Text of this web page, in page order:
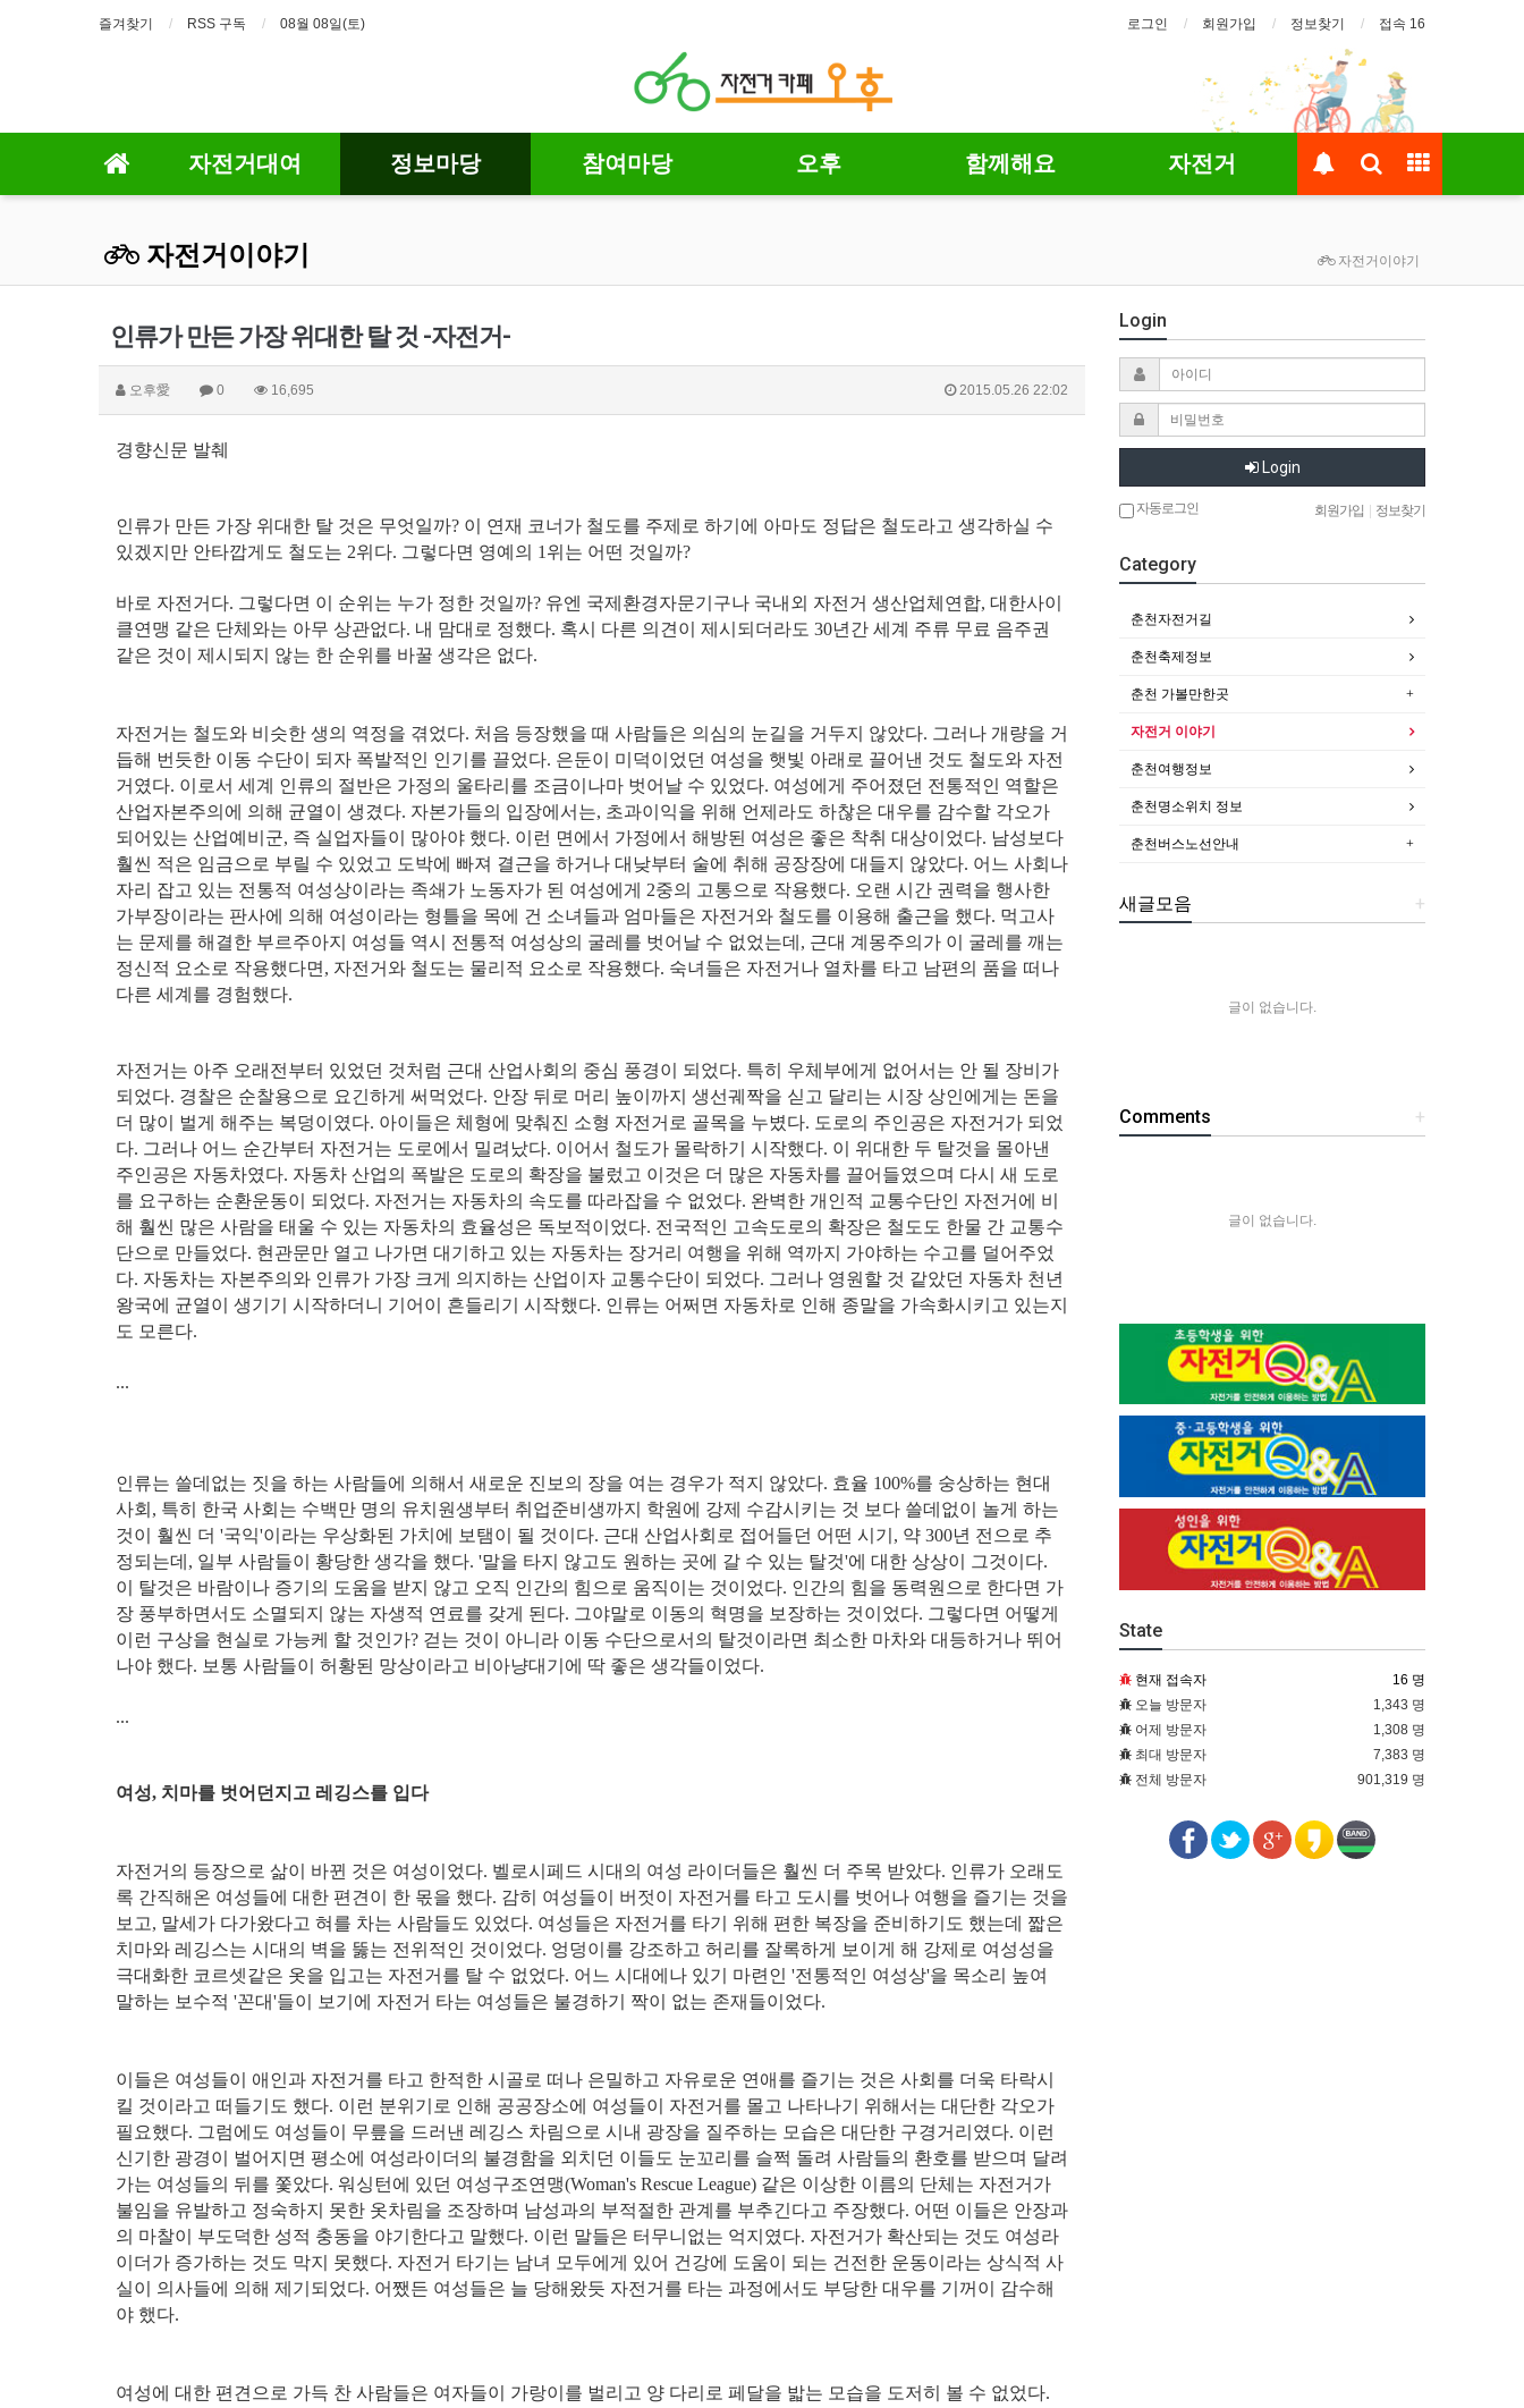
즐겨찾기 RSS 구독 08월 08일(토) 로그인 회원가입 정보찾기 접속 16
자전거대여 정보마당 참여마당 오후 함께해요 자전거
자전거이야기 자전거이야기
인류가 만든 가장 위대한 탈 것 -자전거-
오후愛 0 16,695 2015.05.26 22:02
경향신문 발췌
인류가 만든 가장 위대한 탈 것은 무엇일까? 이 연재 코너가 철도를 주제로 하기에 아마도 정답은 철도라고 생각하실 수
있겠지만 안타깝게도 철도는 2위다. 그렇다면 영예의 1위는 어떤 것일까?
바로 자전거다. 그렇다면 이 순위는 누가 정한 것일까? 유엔 국제환경자문기구나 국내외 자전거 생산업체연합, 대한사이
클연맹 같은 단체와는 아무 상관없다. 내 맘대로 정했다. 혹시 다른 의견이 제시되더라도 30년간 세계 주류 무료 음주권
같은 것이 제시되지 않는 한 순위를 바꿀 생각은 없다.
자전거는 철도와 비슷한 생의 역정을 겪었다. 처음 등장했을 때 사람들은 의심의 눈길을 거두지 않았다. 그러나 개량을 거
듭해 번듯한 이동 수단이 되자 폭발적인 인기를 끌었다. 은둔이 미덕이었던 여성을 햇빛 아래로 끌어낸 것도 철도와 자전
거였다. 이로서 세계 인류의 절반은 가정의 울타리를 조금이나마 벗어날 수 있었다. 여성에게 주어졌던 전통적인 역할은
산업자본주의에 의해 균열이 생겼다. 자본가들의 입장에서는, 초과이익을 위해 언제라도 하찮은 대우를 감수할 각오가
되어있는 산업예비군, 즉 실업자들이 많아야 했다. 이런 면에서 가정에서 해방된 여성은 좋은 착취 대상이었다. 남성보다
훨씬 적은 임금으로 부릴 수 있었고 도박에 빠져 결근을 하거나 대낮부터 술에 취해 공장장에 대들지 않았다. 어느 사회나
자리 잡고 있는 전통적 여성상이라는 족쇄가 노동자가 된 여성에게 2중의 고통으로 작용했다. 오랜 시간 권력을 행사한
가부장이라는 판사에 의해 여성이라는 형틀을 목에 건 소녀들과 엄마들은 자전거와 철도를 이용해 출근을 했다. 먹고사
는 문제를 해결한 부르주아지 여성들 역시 전통적 여성상의 굴레를 벗어날 수 없었는데, 근대 계몽주의가 이 굴레를 깨는
정신적 요소로 작용했다면, 자전거와 철도는 물리적 요소로 작용했다. 숙녀들은 자전거나 열차를 타고 남편의 품을 떠나
다른 세계를 경험했다.
자전거는 아주 오래전부터 있었던 것처럼 근대 산업사회의 중심 풍경이 되었다. 특히 우체부에게 없어서는 안 될 장비가
되었다. 경찰은 순찰용으로 요긴하게 써먹었다. 안장 뒤로 머리 높이까지 생선궤짝을 싣고 달리는 시장 상인에게는 돈을
더 많이 벌게 해주는 복덩이였다. 아이들은 체형에 맞춰진 소형 자전거로 골목을 누볐다. 도로의 주인공은 자전거가 되었
다. 그러나 어느 순간부터 자전거는 도로에서 밀려났다. 이어서 철도가 몰락하기 시작했다. 이 위대한 두 탈것을 몰아낸
주인공은 자동차였다. 자동차 산업의 폭발은 도로의 확장을 불렀고 이것은 더 많은 자동차를 끌어들였으며 다시 새 도로
를 요구하는 순환운동이 되었다. 자전거는 자동차의 속도를 따라잡을 수 없었다. 완벽한 개인적 교통수단인 자전거에 비
해 훨씬 많은 사람을 태울 수 있는 자동차의 효율성은 독보적이었다. 전국적인 고속도로의 확장은 철도도 한물 간 교통수
단으로 만들었다. 현관문만 열고 나가면 대기하고 있는 자동차는 장거리 여행을 위해 역까지 가야하는 수고를 덜어주었
다. 자동차는 자본주의와 인류가 가장 크게 의지하는 산업이자 교통수단이 되었다. 그러나 영원할 것 같았던 자동차 천년
왕국에 균열이 생기기 시작하더니 기어이 흔들리기 시작했다. 인류는 어쩌면 자동차로 인해 종말을 가속화시키고 있는지
도 모른다.
...
인류는 쓸데없는 짓을 하는 사람들에 의해서 새로운 진보의 장을 여는 경우가 적지 않았다. 효율 100%를 숭상하는 현대
사회, 특히 한국 사회는 수백만 명의 유치원생부터 취업준비생까지 학원에 강제 수감시키는 것 보다 쓸데없이 놀게 하는
것이 훨씬 더 '국익'이라는 우상화된 가치에 보탬이 될 것이다. 근대 산업사회로 접어들던 어떤 시기, 약 300년 전으로 추
정되는데, 일부 사람들이 황당한 생각을 했다. '말을 타지 않고도 원하는 곳에 갈 수 있는 탈것'에 대한 상상이 그것이다.
이 탈것은 바람이나 증기의 도움을 받지 않고 오직 인간의 힘으로 움직이는 것이었다. 인간의 힘을 동력원으로 한다면 가
장 풍부하면서도 소멸되지 않는 자생적 연료를 갖게 된다. 그야말로 이동의 혁명을 보장하는 것이었다. 그렇다면 어떻게
이런 구상을 현실로 가능케 할 것인가? 걷는 것이 아니라 이동 수단으로서의 탈것이라면 최소한 마차와 대등하거나 뛰어
나야 했다. 보통 사람들이 허황된 망상이라고 비아냥대기에 딱 좋은 생각들이었다.
...
여성, 치마를 벗어던지고 레깅스를 입다
자전거의 등장으로 삶이 바뀐 것은 여성이었다. 벨로시페드 시대의 여성 라이더들은 훨씬 더 주목 받았다. 인류가 오래도
록 간직해온 여성들에 대한 편견이 한 몫을 했다. 감히 여성들이 버젓이 자전거를 타고 도시를 벗어나 여행을 즐기는 것을
보고, 말세가 다가왔다고 혀를 차는 사람들도 있었다. 여성들은 자전거를 타기 위해 편한 복장을 준비하기도 했는데 짧은
치마와 레깅스는 시대의 벽을 뚫는 전위적인 것이었다. 엉덩이를 강조하고 허리를 잘록하게 보이게 해 강제로 여성성을
극대화한 코르셋같은 옷을 입고는 자전거를 탈 수 없었다. 어느 시대에나 있기 마련인 '전통적인 여성상'을 목소리 높여
말하는 보수적 '꼰대'들이 보기에 자전거 타는 여성들은 불경하기 짝이 없는 존재들이었다.
이들은 여성들이 애인과 자전거를 타고 한적한 시골로 떠나 은밀하고 자유로운 연애를 즐기는 것은 사회를 더욱 타락시
킬 것이라고 떠들기도 했다. 이런 분위기로 인해 공공장소에 여성들이 자전거를 몰고 나타나기 위해서는 대단한 각오가
필요했다. 그럼에도 여성들이 무릎을 드러낸 레깅스 차림으로 시내 광장을 질주하는 모습은 대단한 구경거리였다. 이런
신기한 광경이 벌어지면 평소에 여성라이더의 불경함을 외치던 이들도 눈꼬리를 슬쩍 돌려 사람들의 환호를 받으며 달려
가는 여성들의 뒤를 쫓았다. 워싱턴에 있던 여성구조연맹(Woman's Rescue League) 같은 이상한 이름의 단체는 자전거가
불임을 유발하고 정숙하지 못한 옷차림을 조장하며 남성과의 부적절한 관계를 부추긴다고 주장했다. 어떤 이들은 안장과
의 마찰이 부도덕한 성적 충동을 야기한다고 말했다. 이런 말들은 터무니없는 억지였다. 자전거가 확산되는 것도 여성라
이더가 증가하는 것도 막지 못했다. 자전거 타기는 남녀 모두에게 있어 건강에 도움이 되는 건전한 운동이라는 상식적 사
실이 의사들에 의해 제기되었다. 어쨌든 여성들은 늘 당해왔듯 자전거를 타는 과정에서도 부당한 대우를 기꺼이 감수해
야 했다.
여성에 대한 편견으로 가득 찬 사람들은 여자들이 가랑이를 벌리고 양 다리로 페달을 밟는 모습을 도저히 볼 수 없었다.
Login
Login
자동로그인 회원가입 정보찾기
Category
춘천자전거길
춘천축제정보
춘천 가볼만한곳
자전거 이야기
춘천여행정보
춘천명소위치 정보
춘천버스노선안내
+
새글모음
글이 없습니다.
+
Comments
글이 없습니다.
State
현재 접속자
16 명
오늘 방문자
1,343 명
어제 방문자
1,308 명
최대 방문자
7,383 명
전체 방문자
901,319 명